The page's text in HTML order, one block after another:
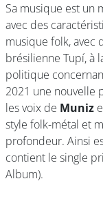
Sa musique est un
avec des
musique folk, avec
brésilienne Tupí, à
politique
2021 une nouvelle
les voix de Muniz
style folk-métal et
profondeur. Ainsi
contient le single
Album).